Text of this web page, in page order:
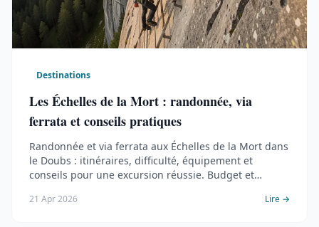
Destinations
Les Échelles de la Mort : randonnée, via
ferrata et conseils pratiques
Randonnée et via ferrata aux Échelles de la Mort dans
le Doubs : itinéraires, difficulté, équipement et
conseils pour une excursion réussie. Budget et
21 Apr 2026 Lire →